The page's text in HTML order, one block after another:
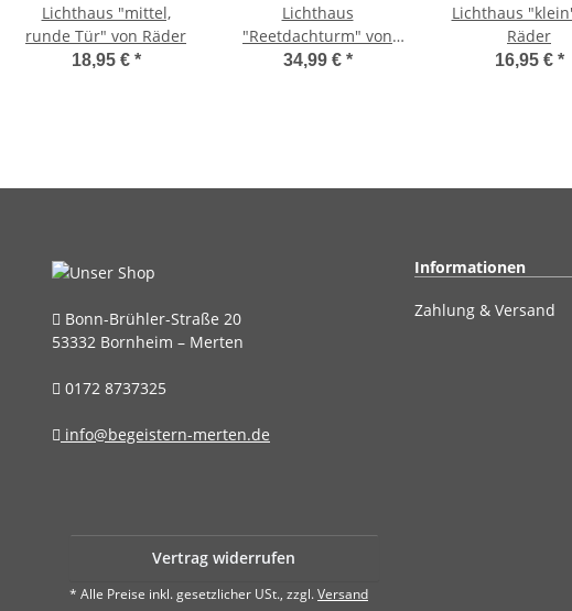
Lichthaus "mittel,
runde Tür" von Räder
18,95 € *
Lichthaus
"Reetdachturm" von
Räder
34,99 € *
Lichthaus
Räder
16,95 € *
Bonn-Brühler-Straße 20
53332 Bornheim – Merten
0172 8737325
info@begeistern-merten.de
Informationen
Zahlung & Versand
Vertrag widerrufen
* Alle Preise inkl. gesetzlicher USt., zzgl.Versand